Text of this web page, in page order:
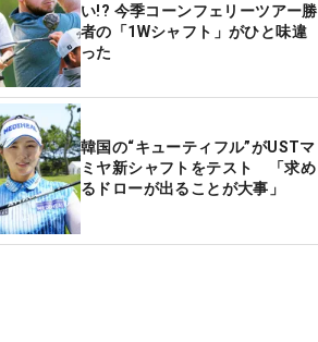
い!? 今季コーンフェリーツアー勝
者の「1Wシャフト」がひと味違
った
韓国の“キューティフル”がUSTマ
ミヤ新シャフトをテスト 「求め
るドローが出ることが大事」